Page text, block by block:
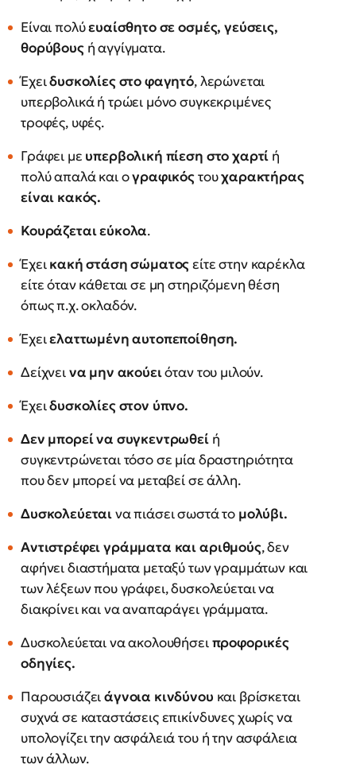
Είναι πολύευαίσθητο σε οσμές, γεύσεις,
θορύβουςή αγγίγματα.
Έχειδυσκολίες στο φαγητό, λερώνεται
υπερβολικά ή τρώει μόνο συγκεκριμένες
τροφές, υφές.
Γράφει με υπερβολική πίεση στο χαρτί ή
πολύ απαλά και ογραφικόςτουχαρακτήρας
είναι κακός.
Κουράζεται εύκολα.
Έχεικακή στάση σώματοςείτε στην καρέκλα
είτε όταν κάθεται σε μη στηριζόμενη θέση
όπως π.χ. οκλαδόν.
Έχειελαττωμένη αυτοπεποίθηση.
Δείχνεινα μην ακούειόταν του μιλούν.
Έχειδυσκολίες στον ύπνο.
Δεν μπορεί να συγκεντρωθείή
συγκεντρώνεται τόσο σε μία δραστηριότητα
που δεν μπορεί να μεταβεί σε άλλη.
Δυσκολεύεταινα πιάσει σωστά το μολύβι.
Αντιστρέφει γράμματα και αριθμούς, δεν
αφήνει διαστήματα μεταξύ των γραμμάτων και
των λέξεων που γράφει, δυσκολεύεται να
διακρίνει και να αναπαράγει γράμματα.
Δυσκολεύεται να ακολουθήσειπροφορικές
οδηγίες.
Παρουσιάζειάγνοια κινδύνου και βρίσκεται
συχνά σε καταστάσεις επικίνδυνες χωρίς να
υπολογίζει την ασφάλειά του ή την ασφάλεια
των άλλων.